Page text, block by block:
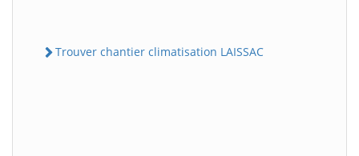
Trouver chantier climatisation LAISSAC